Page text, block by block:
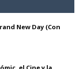
New Day (Con